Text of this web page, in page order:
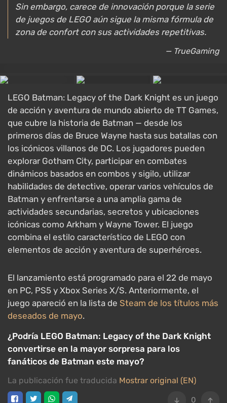
Sin embargo, carece de innovación porque la serie
de juegos de LEGO aún sigue la misma fórmula de
zona de confort con sus actividades repetitivas.
— TrueGaming
LEGO Batman: Legacy of the Dark Knight es un juego
de acción y aventura de mundo abierto de TT Games,
que cubre la historia de Batman — desde los
primeros días de Bruce Wayne hasta sus batallas con
los icónicos villanos de DC. Los jugadores pueden
explorar Gotham City, participar en combates
dinámicos basados en combos y sigilo, utilizar
habilidades de detective, operar varios vehículos de
Batman y enfrentarse a una amplia gama de
actividades secundarias, secretos y ubicaciones
icónicas como Arkham y Wayne Tower. El juego
combina el estilo característico de LEGO con
elementos de acción y aventura de superhéroes.
El lanzamiento está programado para el 22 de mayo
en PC, PS5 y Xbox Series X/S. Anteriormente, el
juego apareció en la lista de Steam de los títulos más
deseados de mayo.
¿Podría LEGO Batman: Legacy of the Dark Knight
convertirse en la mayor sorpresa para los
fanáticos de Batman este mayo?
La publicación fue traducida Mostrar original (EN)
0